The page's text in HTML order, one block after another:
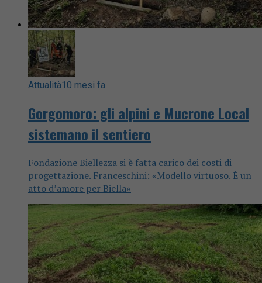
Attualità10 mesi fa
Gorgomoro: gli alpini e Mucrone Local
sistemano il sentiero
Fondazione Biellezza si è fatta carico dei costi di
progettazione. Franceschini: «Modello virtuoso. È un
atto d’amore per Biella»